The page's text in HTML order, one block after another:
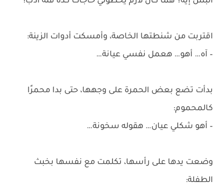
اقتربت من شنطتها الخاصة، وأمسكت أدوات الزينة:
– آه… أهو… هعمل نفسي عيانة…
بدأت تضع بعض الحمرة على وجهها، حتى بدا محمرًا
كالمحموم:
– أهو شكلي عيان… هقوله سخونة…
وضعت يدها على رأسها، تكلمت مع نفسها بخبث
الطفلة: